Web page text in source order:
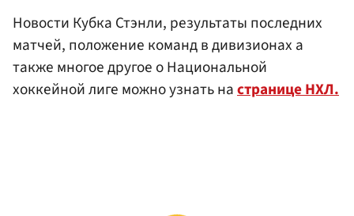
Новости Кубка Стэнли, результаты последних
матчей, положение команд в дивизионах а
также многое другое о Национальной
хоккейной лиге можно узнать настранице НХЛ.